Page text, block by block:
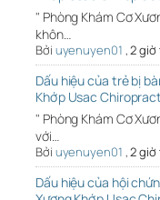
" Phòng Khám Cơ
khôn…
Bởi uyenuyen01 ,2
Dấu hiệu của trẻ bị
Khớp Usac
" Phòng Khám Cơ
với…
Bởi uyenuyen01 ,2
Dấu hiệu của hội